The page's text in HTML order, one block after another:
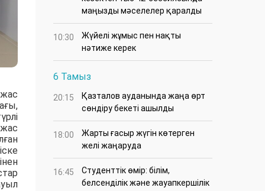
маңызды мәселелер қаралды
10:30
Жүйелі жұмыс пен нақты
нәтиже керек
6 Тамыз
20:15
Қазталов ауданында жаңа өрт
сөндіру бекеті ашылды
18:00
Жарты ғасыр жүгін көтерген
желі жаңаруда
16:45
Студенттік өмір: білім,
белсенділік және жауапкершілік